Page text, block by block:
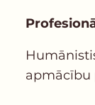
apmācību